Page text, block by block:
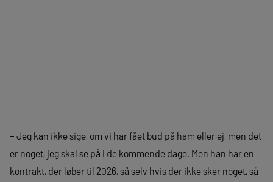
– Jeg kan ikke sige, om vi har fået bud på ham eller ej, men det
er noget, jeg skal se på i de kommende dage. Men han har en
kontrakt, der løber til 2026, så selv hvis der ikke sker noget, så